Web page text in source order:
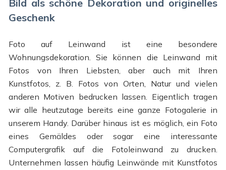
Bild als schöne Dekoration und originelles
Geschenk
Foto auf Leinwand ist eine besondere
Wohnungsdekoration. Sie können die Leinwand mit
Fotos von Ihren Liebsten, aber auch mit Ihren
Kunstfotos, z. B. Fotos von Orten, Natur und vielen
anderen Motiven bedrucken lassen. Eigentlich tragen
wir alle heutzutage bereits eine ganze Fotogalerie in
unserem Handy. Darüber hinaus ist es möglich, ein Foto
eines Gemäldes oder sogar eine interessante
Computergrafik auf die Fotoleinwand zu drucken.
Unternehmen lassen häufig Leinwände mit Kunstfotos